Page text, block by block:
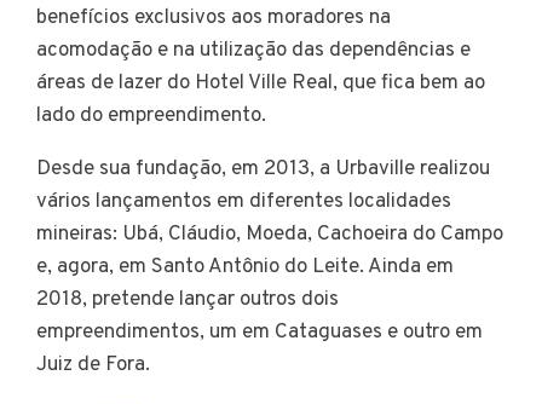
benefícios exclusivos aos moradores na
acomodação e na utilização das dependências e
áreas de lazer do Hotel Ville Real, que fica bem ao
lado do empreendimento.
Desde sua fundação, em 2013, a Urbaville realizou
vários lançamentos em diferentes localidades
mineiras: Ubá, Cláudio, Moeda, Cachoeira do Campo
e, agora, em Santo Antônio do Leite. Ainda em
2018, pretende lançar outros dois
empreendimentos, um em Cataguases e outro em
Juiz de Fora.